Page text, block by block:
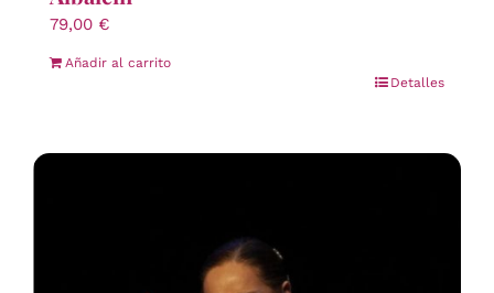
79,00 €
Añadir al carrito
Detalles